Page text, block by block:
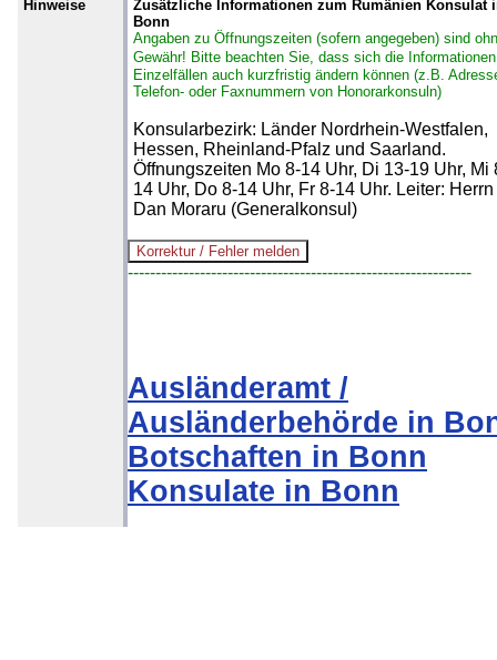
Hinweise
Zusätzliche Informationen zum Rumänien Konsulat
Bonn
Angaben zu Öffnungszeiten (sofern angegeben) sind
Gewähr! Bitte beachten Sie, dass sich die
Einzelfällen auch kurzfristig ändern können (z.B.
Telefon- oder Faxnummern von Honorarkonsuln)
Konsularbezirk: Länder Nordrhein-Westfalen,
Hessen, Rheinland-Pfalz und Saarland.
Öffnungszeiten Mo 8-14 Uhr, Di 13-19 Uhr, Mi
14 Uhr, Do 8-14 Uhr, Fr 8-14 Uhr. Leiter: Herrn
Dan Moraru (Generalkonsul)
--------------------------------------------------------------
Ausländeramt /
Ausländerbehörde in
Botschaften in Bonn
Konsulate in Bonn